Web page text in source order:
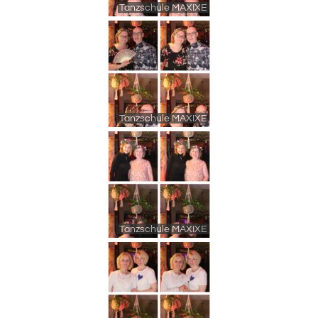
Tanzschule MAXIXE
Tanzschule MAXIXE
Tanzschule MAXIXE